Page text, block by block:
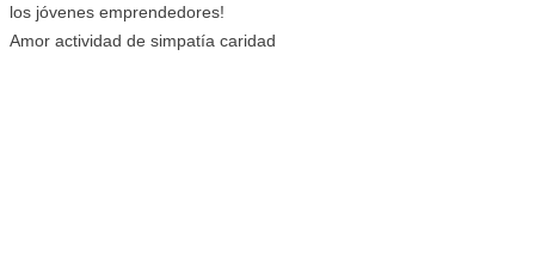
los jóvenes emprendedores!
Amor actividad de simpatía caridad